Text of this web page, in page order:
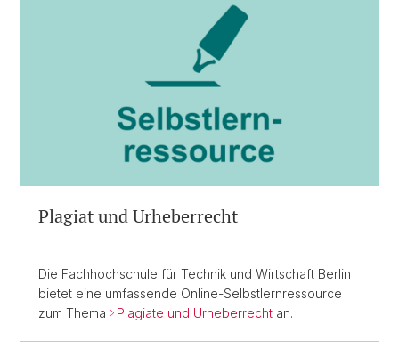
Plagiat und Urheberrecht
Die Fachhochschule für Technik und Wirtschaft Berlin
bietet eine umfassende Online-Selbstlernressource
zum Thema
Plagiate und Urheberrecht an.